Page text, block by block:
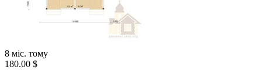
8 міс. тому
180.00 $